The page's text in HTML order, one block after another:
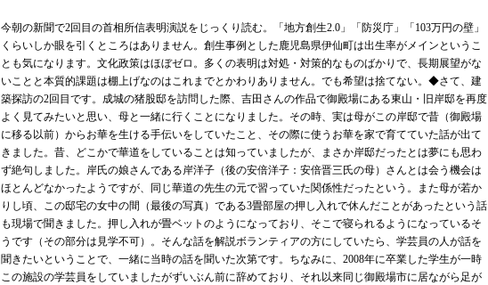
今朝の新聞で2回目の首相所信表明演説をじっくり読む。「地方創生2.0」「防災庁」「103万円の壁」
くらいしか眼を引くところはありません。創生事例とした鹿児島県伊仙町は出生率がメインというこ
とも気になります。文化政策はほぼゼロ。多くの表明は対処・対策的なものばかりで、長期展望がな
いことと本質的課題は棚上げなのはこれまでとかわりありません。でも希望は捨てない。◆さて、建
築探訪の2回目です。成城の猪股邸を訪問した際、吉田さんの作品で御殿場にある東山・旧岸邸を再度
よく見てみたいと思い、母と一緒に行くことになりました。その時、実は母がこの岸邸で昔（御殿場
に移る以前）からお華を生ける手伝いをしていたこと、その際に使うお華を家で育てていた話が出て
きました。昔、どこかで華道をしていることは知っていましたが、まさか岸邸だったとは夢にも思わ
ず絶句しました。岸氏の娘さんである岸洋子（後の安倍洋子：安倍晋三氏の母）さんとは会う機会は
ほとんどなかったようですが、同じ華道の先生の元で習っていた関係性だったという。また母が若か
りし頃、この邸宅の女中の間（最後の写真）である3畳部屋の押し入れで休んだことがあったという話
も現場で聞きました。押し入れが畳ベットのようになっており、そこで寝られるようになっているそ
うです（その部分は見学不可）。そんな話を解説ボランティアの方にしていたら、学芸員の人が話を
聞きたいということで、一緒に当時の話を聞いた次第です。ちなみに、2008年に卒業した学生が一時
この施設の学芸員をしていましたがずいぶん前に辞めており、それ以来同じ御殿場市に居ながら足が